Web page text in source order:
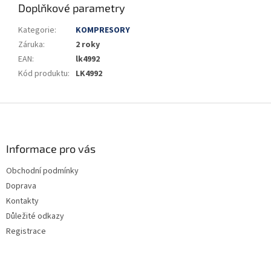
Doplňkové parametry
Kategorie:
KOMPRESORY
Záruka:
2 roky
EAN:
lk4992
Kód produktu: LK4992
Informace pro vás
Obchodní podmínky
Doprava
Kontakty
Důležité odkazy
Registrace